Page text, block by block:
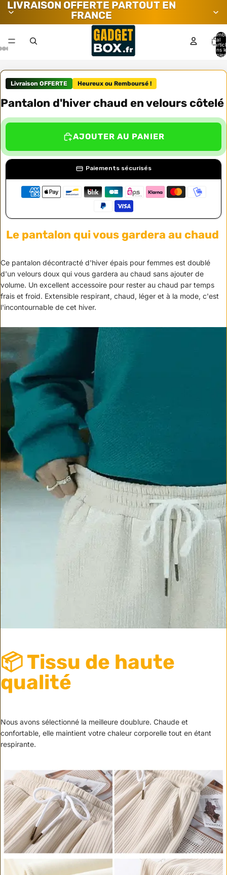
LIVRAISON OFFERTE PARTOUT EN
FRANCE
total
dans le
Livraison OFFERTE Heureux ou Remboursé !
Pantalon d'hiver chaud en velours côtelé
AJOUTER AU PANIER
Paiements sécurisés
Le pantalon qui vous gardera au chaud
Ce pantalon décontracté d'hiver épais pour femmes est doublé
d'un velours doux qui vous gardera au chaud sans ajouter de
volume. Un excellent accessoire pour rester au chaud par temps
frais et froid. Extensible respirant, chaud, léger et à la mode, c'est
l'incontournable de cet hiver.
📦 Tissu de haute
qualité
Nous avons sélectionné la meilleure doublure. Chaude et
confortable, elle maintient votre chaleur corporelle tout en étant
respirante.